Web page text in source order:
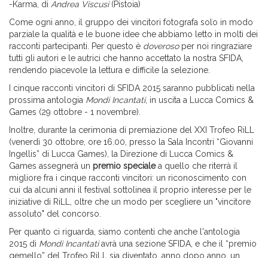
-Karma, di Andrea Viscusi(Pistoia)
Come ogni anno, il gruppo dei vincitori fotografa solo in modo
parziale la qualità e le buone idee che abbiamo letto in molti dei
racconti partecipanti. Per questo è doverosoper noi ringraziare
tutti gli autori e le autrici che hanno accettato la nostra SFIDA,
rendendo piacevole la lettura e difficile la selezione.
I cinque racconti vincitori di SFIDA 2015 saranno pubblicati nella
prossima antologia Mondi Incantati, in uscita a Lucca Comics &
Games (29 ottobre - 1 novembre).
Inoltre, durante la cerimonia di premiazione del XXI Trofeo RiLL
(venerdì 30 ottobre, ore 16.00, presso la Sala Incontri “Giovanni
Ingellis” di Lucca Games), la Direzione di Lucca Comics &
Games assegnerà un premio specialea quello che riterrà il
migliore fra i cinque racconti vincitori: un riconoscimento con
cui da alcuni anni il festival sottolinea il proprio interesse per le
iniziative di RiLL, oltre che un modo per scegliere un "vincitore
assoluto" del concorso.
Per quanto ci riguarda, siamo contenti che anche l'antologia
2015 di Mondi Incantatiavrà una sezione SFIDA, e che il “premio
gemello” del Trofeo RiLL sia diventato, anno dopo anno, un